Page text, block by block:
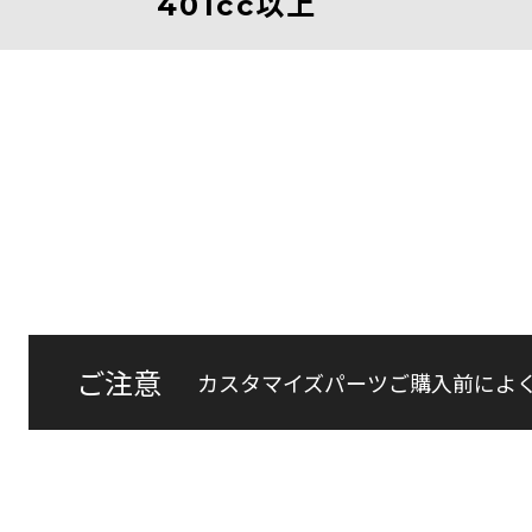
ご注意 カスタマイズパーツご購入前によ